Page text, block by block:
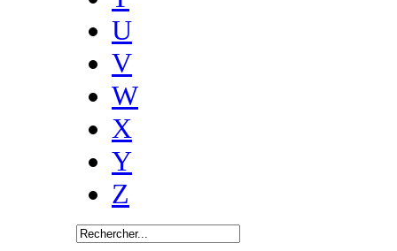
U
V
W
X
Y
Z